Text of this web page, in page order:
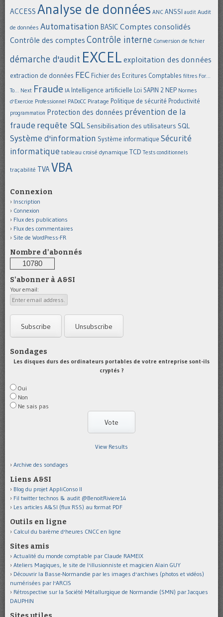
ACCESS Analyse de données ANC ANSSI audit Audit
de données Automatisation BASIC Comptes consolidés
Contrôle des comptes Contrôle interne Conversion de fichier
démarche d'audit EXCEL exploitation des données
extraction de données FEC Fichier des Ecritures Comptables filtres For...
To... Next Fraude IA Intelligence artificielle Loi SAPIN 2 NEP Normes
d'Exercice Professionnel PADoCC Piratage Politique de sécurité Productivité
programmation Protection des données prévention de la
fraude requête SQL Sensibilisation des utilisateurs SQL
Système d'information Système informatique Sécurité
informatique tableau croisé dynamique TCD Tests conditionnels
traçabilité TVAVBA
Connexion
Inscription
Connexion
Flux des publications
Flux des commentaires
Site de WordPress-FR
Nombre d'abonnés
10780
S'abonner à A&SI
Your email:
Sondages
Les disques durs des ordinateurs portables de votre entreprise sont-ils
cryptés ?
Oui
Non
Ne sais pas
View Results
Archive des sondages
Liens A&SI
Blog du projet AppliConso II
Fil twitter technos & audit @BenoitRiviere14
Les articles A&SI (flux RSS) au format PDF
Outils en ligne
Calcul du barème d'heures CNCC en ligne
Sites amis
Actualité du monde comptable par Claude RAMEIX
Ateliers Magiques, le site de l'illusionniste et magicien Alain GUY
Découvrir la Basse-Normandie par les images d'archives (photos et vidéos)
numérisées par l'ARCIS
Rétrospective sur la Société Métallurgique de Normandie (SMN) par Jacques
DAUPHIN